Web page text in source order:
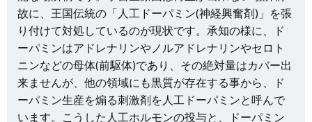
故に、王国伝統の「人工ドーパミン(神経興奮剤)」を張
り付けて対処しているのが現状です。承知の様に、ド
ーパミンはアドレナリンやノルアドレナリンやセロト
ニンなどの母体(前駆体)であり、その絶対量はカバー出
来ませんが、他の領域にも黒質が存在する事から、ド
ーパミン生産を煽る刺激剤を人工ドーパミンと呼んで
います。こうした人工ホルモンの投与と、ドーパミン